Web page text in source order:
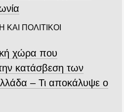
ΚΑΙ ΠΟΛΙΤΙΚΟΙ
χώρα που
κατάσβεση των
– Τι αποκάλυψε ο